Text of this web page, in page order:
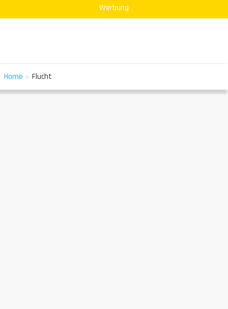
Werbung
Home » Flucht